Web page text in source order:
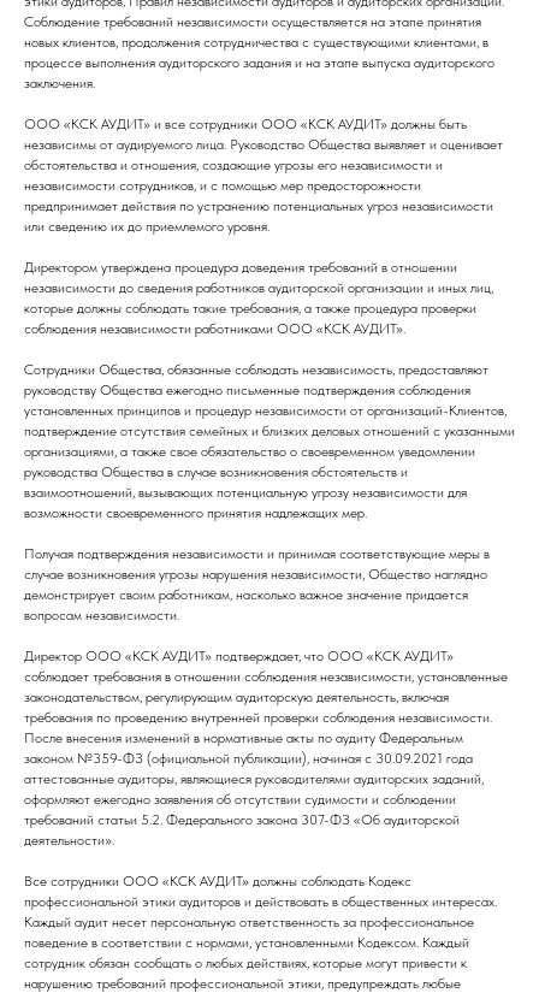
Соблюдение требований независимости осуществляется на этапе принятия
новых клиентов, продолжения сотрудничества с существующими клиентами, в
процессе выполнения аудиторского задания и на этапе выпуска аудиторского
заключения.
ООО «КСК АУДИТ» и все сотрудники ООО «КСК АУДИТ» должны быть
независимы от аудируемого лица. Руководство Общества выявляет и оценивает
обстоятельства и отношения, создающие угрозы его независимости и
независимости сотрудников, и с помощью мер предосторожности
предпринимает действия по устранению потенциальных угроз независимости
или сведению их до приемлемого уровня.
Директором утверждена процедура доведения требований в отношении
независимости до сведения работников аудиторской организации и иных лиц,
которые должны соблюдать такие требования, а также процедура проверки
соблюдения независимости работниками ООО «КСК АУДИТ».
Сотрудники Общества, обязанные соблюдать независимость, предоставляют
руководству Общества ежегодно письменные подтверждения соблюдения
установленных принципов и процедур независимости от организаций-Клиентов,
подтверждение отсутствия семейных и близких деловых отношений с указанными
организациями, а также свое обязательство о своевременном уведомлении
руководства Общества в случае возникновения обстоятельств и
взаимоотношений, вызывающих потенциальную угрозу независимости для
возможности своевременного принятия надлежащих мер.
Получая подтверждения независимости и принимая соответствующие меры в
случае возникновения угрозы нарушения независимости, Общество наглядно
демонстрирует своим работникам, насколько важное значение придается
вопросам независимости.
Директор ООО «КСК АУДИТ» подтверждает, что ООО «КСК АУДИТ»
соблюдает требования в отношении соблюдения независимости, установленные
законодательством, регулирующим аудиторскую деятельность, включая
требования по проведению внутренней проверки соблюдения независимости.
После внесения изменений в нормативные акты по аудиту Федеральным
законом №359-ФЗ (официальной публикации), начиная с 30.09.2021 года
аттестованные аудиторы, являющиеся руководителями аудиторских заданий,
оформляют ежегодно заявления об отсутствии судимости и соблюдении
требований статьи 5.2. Федерального закона 307-ФЗ «Об аудиторской
деятельности».
Все сотрудники ООО «КСК АУДИТ» должны соблюдать Кодекс
профессиональной этики аудиторов и действовать в общественных интересах.
Каждый аудит несет персональную ответственность за профессиональное
поведение в соответствии с нормами, установленными Кодексом. Каждый
сотрудник обязан сообщать о любых действиях, которые могут привести к
нарушению требований профессиональной этики, предупреждать любые